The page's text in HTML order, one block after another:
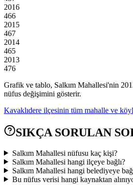
2016
466
2015
467
2014
465
2013
476
Grafik ve tablo, Salkım Mahallesi'nin
nüfus değişimini gösterir.
Kavaklıdere ilçesinin tüm mahalle ve
SIKÇA SORULAN
Salkım Mahallesi nüfusu kaç kişi?
Salkım Mahallesi hangi ilçeye bağlı?
Salkım Mahallesi hangi belediyeye
Bu nüfus verisi hangi kaynaktan